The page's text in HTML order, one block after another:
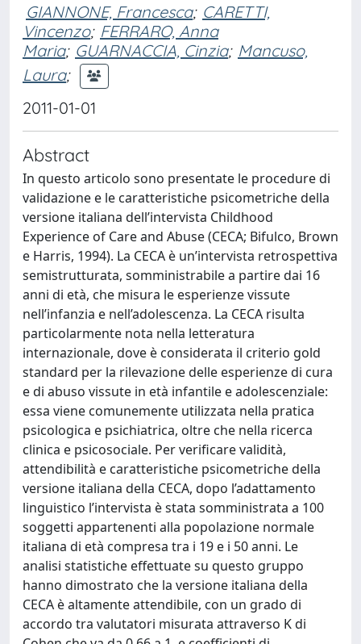
GIANNONE, Francesca; CARETTI,
Vincenzo; FERRARO, Anna
Maria; GUARNACCIA, Cinzia; Mancuso,
Laura;
2011-01-01
Abstract
In questo articolo sono presentate le procedure di
validazione e le caratteristiche psicometriche della
versione italiana dell’intervista Childhood
Experience of Care and Abuse (CECA; Bifulco, Brown
e Harris, 1994). La CECA è un’intervista retrospettiva
semistrutturata, somministrabile a partire dai 16
anni di età, che misura le esperienze vissute
nell’infanzia e nell’adolescenza. La CECA risulta
particolarmente nota nella letteratura
internazionale, dove è considerata il criterio gold
standard per la rilevazione delle esperienze di cura
e di abuso vissute in età infantile e adolescenziale:
essa viene comunemente utilizzata nella pratica
psicologica e psichiatrica, oltre che nella ricerca
clinica e psicosociale. Per verificare validità,
attendibilità e caratteristiche psicometriche della
versione italiana della CECA, dopo l’adattamento
linguistico l’intervista è stata somministrata a 100
soggetti appartenenti alla popolazione normale
italiana di età compresa tra i 19 e i 50 anni. Le
analisi statistiche effettuate su questo gruppo
hanno dimostrato che la versione italiana della
CECA è altamente attendibile, con un grado di
accordo tra valutatori misurata attraverso K di